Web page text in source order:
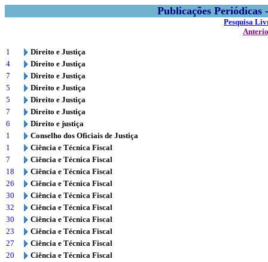
Publicações
Pesquisa
1
Direito e Justiça
4
Direito e Justiça
7
Direito e Justiça
5
Direito e Justiça
5
Direito e Justiça
7
Direito e Justiça
6
Direito e justiça
1
Conselho dos Oficiais de Justiça
1
Ciência e Técnica Fiscal
7
Ciência e Técnica Fiscal
18
Ciência e Técnica Fiscal
26
Ciência e Técnica Fiscal
30
Ciência e Técnica Fiscal
32
Ciência e Técnica Fiscal
30
Ciência e Técnica Fiscal
23
Ciência e Técnica Fiscal
27
Ciência e Técnica Fiscal
20
Ciência e Técnica Fiscal